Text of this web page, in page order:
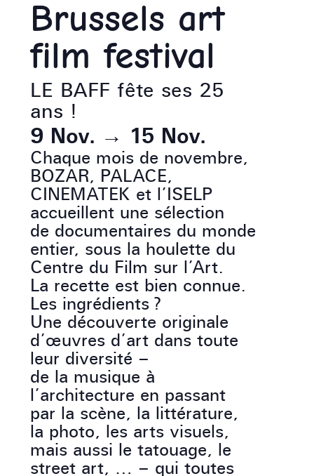
Brussels art
film festival
LE BAFF fête ses 25
ans !
9 Nov. → 15 Nov.
Chaque mois de novembre,
BOZAR, PALACE,
CINEMATEK et l’ISELP
accueillent une sélection
de documentaires du monde
entier, sous la houlette du
Centre du Film sur l’Art.
La recette est bien connue.
Les ingrédients ?
Une découverte originale
d’œuvres d’art dans toute
leur diversité –
de la musique à
l’architecture en passant
par la scène, la littérature,
la photo, les arts visuels,
mais aussi le tatouage, le
street art, … – qui toutes